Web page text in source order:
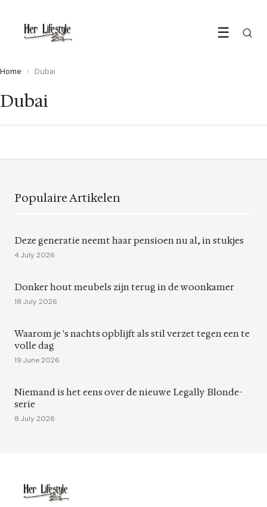
☰
Home › Dubai
Dubai
Populaire Artikelen
Deze generatie neemt haar pensioen nu al, in stukjes
4 July 2026
Donker hout meubels zijn terug in de woonkamer
18 July 2026
Waarom je 's nachts opblijft als stil verzet tegen een te
volle dag
19 June 2026
Niemand is het eens over de nieuwe Legally Blonde-
serie
8 July 2026